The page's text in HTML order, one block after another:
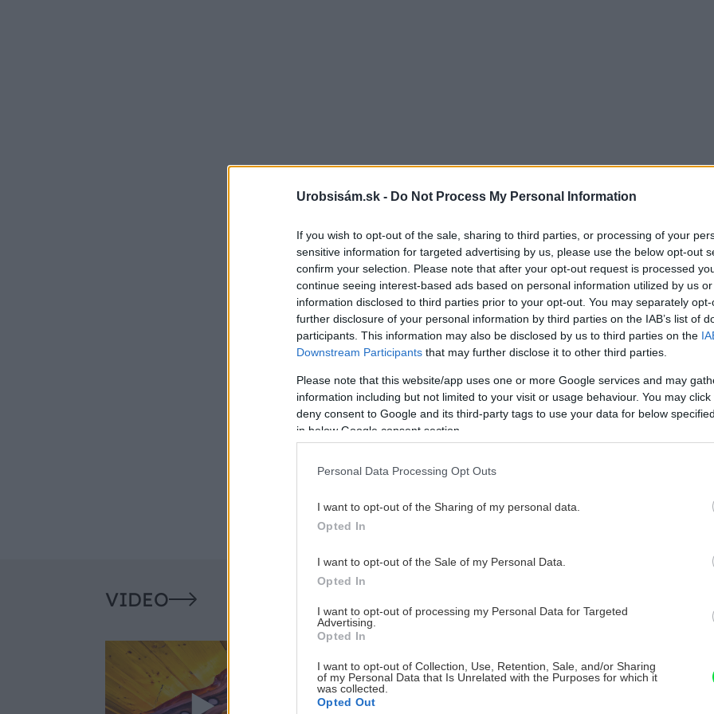
Urobsisám.sk - Do Not Process My Personal Information
If you wish to opt-out of the sale, sharing to third parties, or processing of your
sensitive information for targeted advertising by us, please use the below opt-out
confirm your selection. Please note that after your opt-out request is processed
continue seeing interest-based ads based on personal information utilized by us
information disclosed to third parties prior to your opt-out. You may separately
further disclosure of your personal information by third parties on the IAB’s list of
participants. This information may also be disclosed by us to third parties on the
Downstream Participants that may further disclose it to other third parties.
Please note that this website/app uses one or more Google services and may
information including but not limited to your visit or usage behaviour. You may
deny consent to Google and its third-party tags to use your data for below
in below Google consent section.
Personal Data Processing Opt Outs
I want to opt-out of the Sharing of my personal data.
Opted In
I want to opt-out of the Sale of my Personal Data.
Opted In
I want to opt-out of processing my Personal Data for Targeted
Advertising.
Opted In
I want to opt-out of Collection, Use, Retention, Sale, and/or Sharing
of my Personal Data that Is Unrelated with the Purposes for which it
was collected.
Opted Out
VIDEO